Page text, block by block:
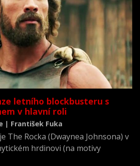
letního blockbusteru s
v hlavní roli
| František Fuka
The Rocka (Dwaynea Johnsona) v
hrdinovi (na motivy